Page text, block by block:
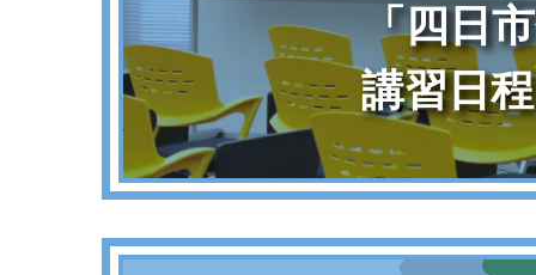
「四日
講習日